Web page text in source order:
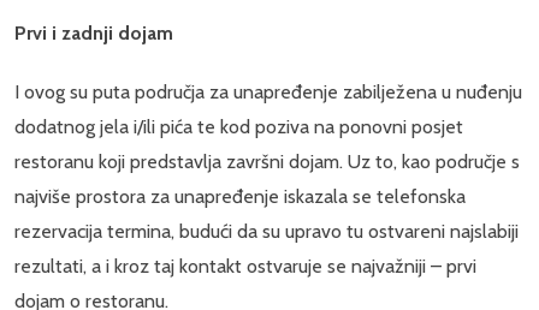
Prvi i zadnji dojam
I ovog su puta područja za unapređenje zabilježena u nuđenju
dodatnog jela i/ili pića te kod poziva na ponovni posjet
restoranu koji predstavlja završni dojam. Uz to, kao područje s
najviše prostora za unapređenje iskazala se telefonska
rezervacija termina, budući da su upravo tu ostvareni najslabiji
rezultati, a i kroz taj kontakt ostvaruje se najvažniji – prvi
dojam o restoranu.